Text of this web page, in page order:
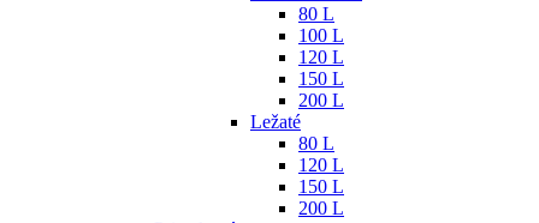
80 L
100 L
120 L
150 L
200 L
Ležaté
80 L
120 L
150 L
200 L